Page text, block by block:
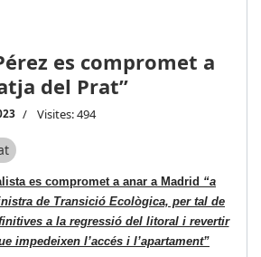
es compromet a
del Prat”
Visites: 494
es compromet a anar a Madrid “a
de Transició Ecològica, per tal de
a la regressió del litoral i revertir
impedeixen l’accés i l’apartament”